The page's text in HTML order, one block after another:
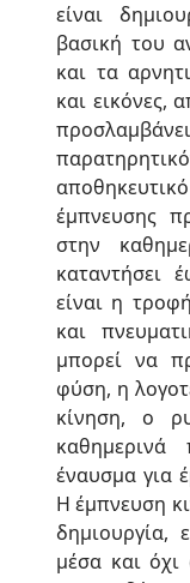
είναι
βασική του
και τα
και εικόνες,
έμπνευσης
στην
καταντήσει
είναι η
και
μπορεί να
φύση, η
κίνηση, ο
έναυσμα για
Η έμπνευση
δημιουργία,
μέσα και όχι